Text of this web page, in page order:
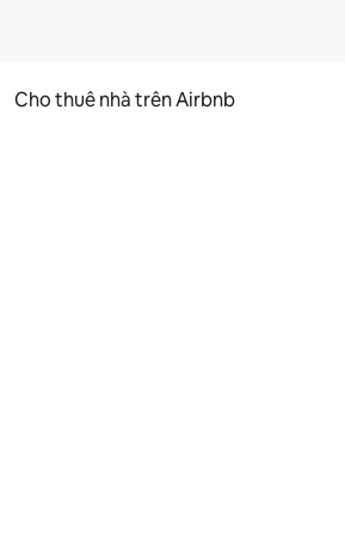
Cho thuê nhà trên Airbnb